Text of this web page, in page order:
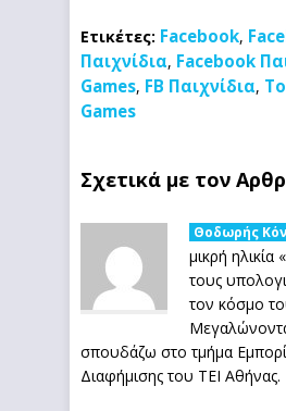
Ετικέτες: Facebook,
Παιχνίδια, Facebook
Games, FB Παιχνίδια,
Games
Σχετικά με τον
Θοδωρής
μικρή
τους
τον κόσμο
σπουδάζω στο τμήμα
Διαφήμισης του ΤΕΙ Αθήνας.